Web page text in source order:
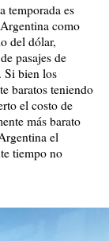
temporada es
como
del dólar,
pasajes de
. Si bien los
baratos teniendo
el costo de
más barato
el
tiempo no